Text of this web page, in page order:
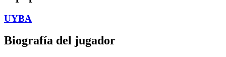
UYBA
Biografía del jugador